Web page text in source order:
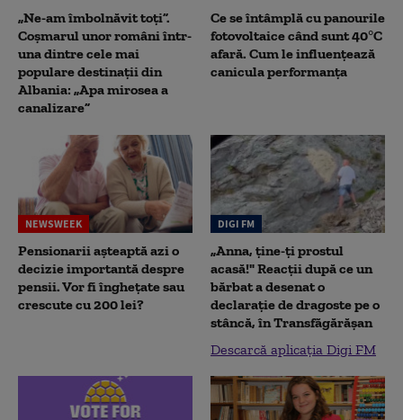
„Ne-am îmbolnăvit toți”.
Coșmarul unor români într-
una dintre cele mai
populare destinații din
Albania: „Apa mirosea a
canalizare”
Ce se întâmplă cu panourile
fotovoltaice când sunt 40°C
afară. Cum le influențează
canicula performanța
NEWSWEEK
Pensionarii așteaptă azi o
decizie importantă despre
pensii. Vor fi înghețate sau
crescute cu 200 lei?
DIGI FM
„Anna, ţine-ţi prostul
acasă!" Reacţii după ce un
bărbat a desenat o
declaraţie de dragoste pe o
stâncă, în Transfăgărăşan
Descarcă aplicația Digi FM